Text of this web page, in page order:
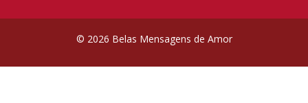
© 2026 Belas Mensagens de Amor